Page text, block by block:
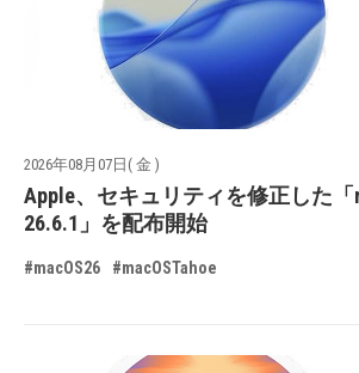
2026年08月07日( 金 )
Apple、セキュリティを修正した「
26.6.1」を配布開始
#macOS26 #macOSTahoe